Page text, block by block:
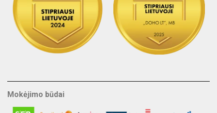
Mokėjimo būdai